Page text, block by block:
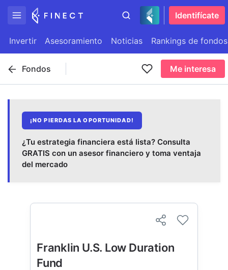
Identifícate
Invertir Asesoramiento Noticias Rankings de fondos
Fondos Me interesa
¡NO PIERDAS LA OPORTUNIDAD!
¿Tu estrategia financiera está lista? Consulta
GRATIS con un asesor financiero y toma ventaja
del mercado
Franklin U.S. Low Duration
Fund